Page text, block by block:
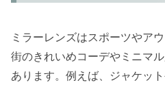
ミラーレンズはスポーツやア
街のきれいめコーデやミニマ
あります。例えば、ジャケッ